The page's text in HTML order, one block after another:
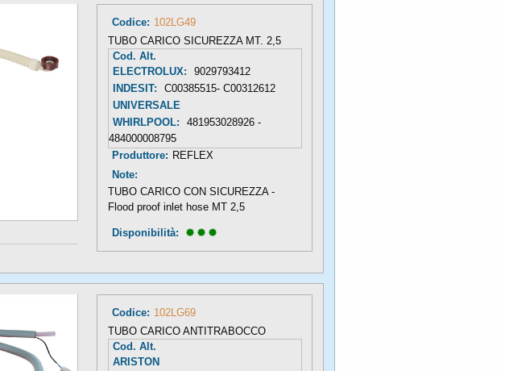
Codice: 102LG49
TUBO CARICO SICUREZZA MT. 2,5
Cod. Alt.
ELECTROLUX:
9029793412
INDESIT:
C00385515- C00312612
UNIVERSALE
WHIRLPOOL:
481953028926 -
484000008795
Produttore: REFLEX
Note:
TUBO CARICO CON SICUREZZA -
Flood proof inlet hose MT 2,5
Disponibilità:
Codice: 102LG69
TUBO CARICO ANTITRABOCCO
Cod. Alt.
ARISTON